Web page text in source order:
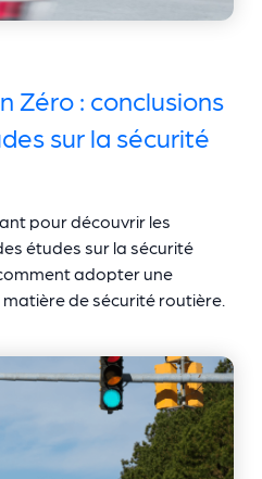
Zéro : conclusions
sur la sécurité
pour découvrir les
études sur la sécurité
adopter une
de sécurité routière.